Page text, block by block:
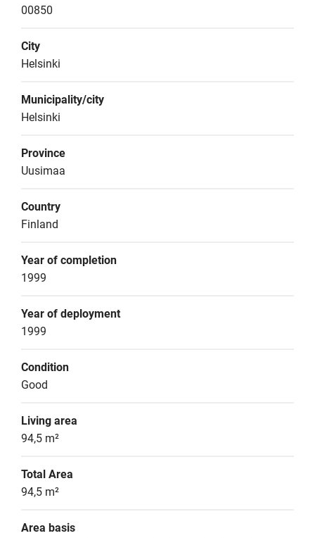
00850
City
Helsinki
Municipality/city
Helsinki
Province
Uusimaa
Country
Finland
Year of completion
1999
Year of deployment
1999
Condition
Good
Living area
94,5 m²
Total Area
94,5 m²
Area basis